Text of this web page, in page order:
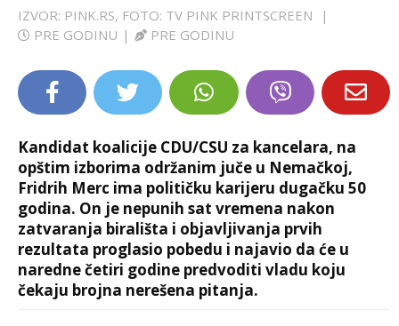
IZVOR: PINK.RS, FOTO: TV PINK PRINTSCREEN
|
PRE GODINU | PRE GODINU
Kandidat koalicije CDU/CSU za kancelara, na
opštim izborima održanim juče u Nemačkoj,
Fridrih Merc ima političku karijeru dugačku 50
godina. On je nepunih sat vremena nakon
zatvaranja birališta i objavljivanja prvih
rezultata proglasio pobedu i najavio da će u
naredne četiri godine predvoditi vladu koju
čekaju brojna nerešena pitanja.